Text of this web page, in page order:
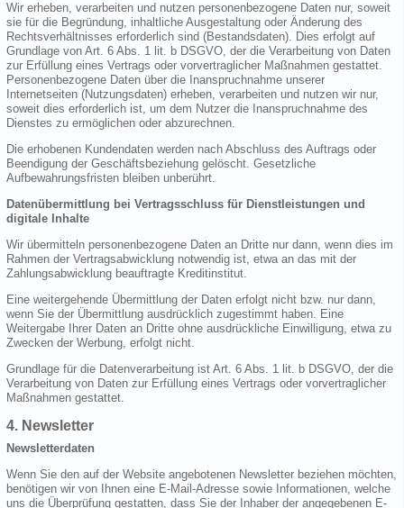
Wir erheben, verarbeiten und nutzen personenbezogene Daten nur, soweit
sie für die Begründung, inhaltliche Ausgestaltung oder Änderung des
Rechtsverhältnisses erforderlich sind (Bestandsdaten). Dies erfolgt auf
Grundlage von Art. 6 Abs. 1 lit. b DSGVO, der die Verarbeitung von Daten
zur Erfüllung eines Vertrags oder vorvertraglicher Maßnahmen gestattet.
Personenbezogene Daten über die Inanspruchnahme unserer
Internetseiten (Nutzungsdaten) erheben, verarbeiten und nutzen wir nur,
soweit dies erforderlich ist, um dem Nutzer die Inanspruchnahme des
Dienstes zu ermöglichen oder abzurechnen.
Die erhobenen Kundendaten werden nach Abschluss des Auftrags oder
Beendigung der Geschäftsbeziehung gelöscht. Gesetzliche
Aufbewahrungsfristen bleiben unberührt.
Datenübermittlung bei Vertragsschluss für Dienstleistungen und
digitale Inhalte
Wir übermitteln personenbezogene Daten an Dritte nur dann, wenn dies im
Rahmen der Vertragsabwicklung notwendig ist, etwa an das mit der
Zahlungsabwicklung beauftragte Kreditinstitut.
Eine weitergehende Übermittlung der Daten erfolgt nicht bzw. nur dann,
wenn Sie der Übermittlung ausdrücklich zugestimmt haben. Eine
Weitergabe Ihrer Daten an Dritte ohne ausdrückliche Einwilligung, etwa zu
Zwecken der Werbung, erfolgt nicht.
Grundlage für die Datenverarbeitung ist Art. 6 Abs. 1 lit. b DSGVO, der die
Verarbeitung von Daten zur Erfüllung eines Vertrags oder vorvertraglicher
Maßnahmen gestattet.
4. Newsletter
Newsletterdaten
Wenn Sie den auf der Website angebotenen Newsletter beziehen möchten,
benötigen wir von Ihnen eine E-Mail-Adresse sowie Informationen, welche
uns die Überprüfung gestatten, dass Sie der Inhaber der angegebenen E-